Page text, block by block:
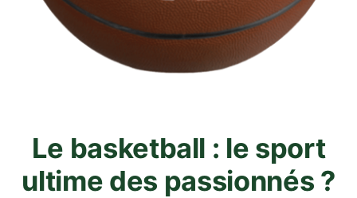
Le basketball : le sport
ultime des passionnés ?